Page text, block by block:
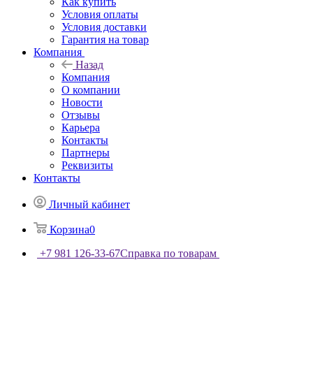
Условия оплаты
Условия доставки
Гарантия на товар
Компания
Назад
Компания
О компании
Новости
Отзывы
Карьера
Контакты
Партнеры
Реквизиты
Контакты
Личный кабинет
Корзина0
+7 981 126-33-67Справка по товарам